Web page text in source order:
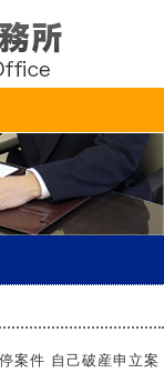
案件 自己破産申立案